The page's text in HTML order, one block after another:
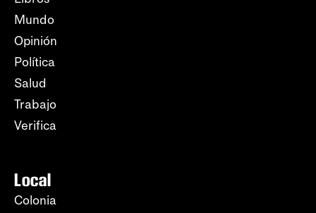
Mundo
Opinión
Política
Salud
Trabajo
Verifica
Local
Colonia